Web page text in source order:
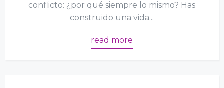
conflicto: ¿por qué siempre lo mismo? Has
construido una vida...
read more